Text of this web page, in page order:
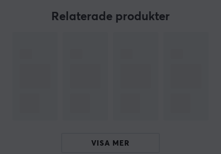
De justerbara pedalerna anpassar sig till din unika
körstil för total kontroll över din virtuella
Ge dig själv den ultimata racingupplevelsen med
Relaterade produkter
VISA MER